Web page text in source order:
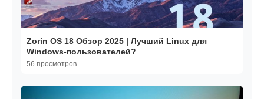
Zorin OS 18 Обзор 2025 | Лучший Linux для
Windows-пользователей?
56 просмотров